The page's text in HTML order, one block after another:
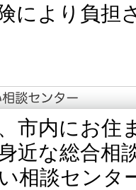
により負担
市内にお住
近な総合相
相談センタ